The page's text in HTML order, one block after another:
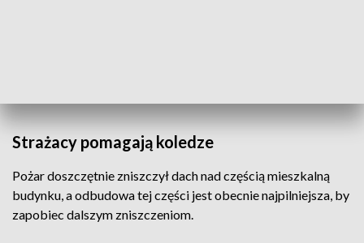
Strażacy pomagają koledze
Pożar doszczętnie zniszczył dach nad częścią mieszkalną
budynku, a odbudowa tej części jest obecnie najpilniejsza, by
zapobiec dalszym zniszczeniom.